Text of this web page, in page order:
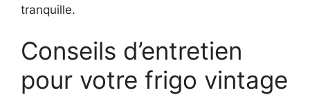
tranquille.
Conseils d’entretien
pour votre frigo vintage